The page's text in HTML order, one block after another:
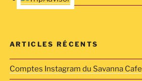
ARTICLES RÉCENTS
Comptes Instagram du Savanna Cafe